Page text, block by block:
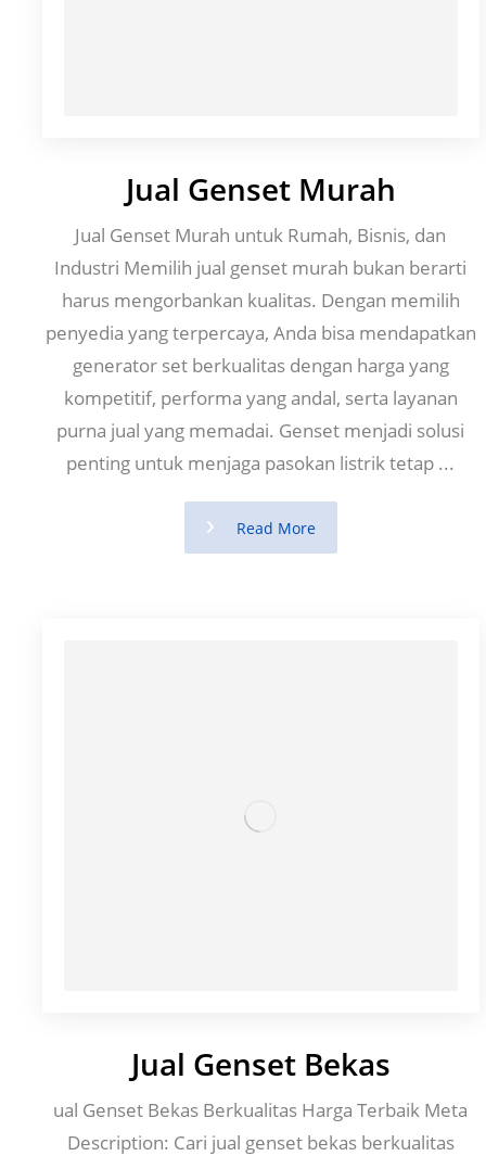
Jual Genset Murah
Jual Genset Murah untuk Rumah, Bisnis, dan
Industri Memilih jual genset murah bukan berarti
harus mengorbankan kualitas. Dengan memilih
penyedia yang terpercaya, Anda bisa mendapatkan
generator set berkualitas dengan harga yang
kompetitif, performa yang andal, serta layanan
purna jual yang memadai. Genset menjadi solusi
penting untuk menjaga pasokan listrik tetap ...
Read More
Jual Genset Bekas
ual Genset Bekas Berkualitas Harga Terbaik Meta
Description: Cari jual genset bekas berkualitas